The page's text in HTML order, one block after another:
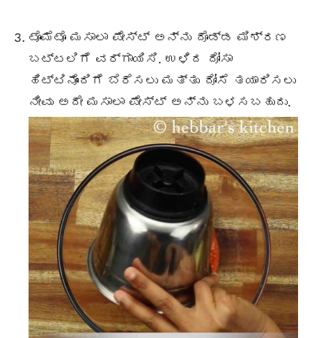
ಟೊಮೆಟೊ ಮಸಾಲಾ ಪೇಸ್ಟ್ ಅನ್ನು ದೊಡ್ಡ ಮಿಶ್ರಣ
ಬಟ್ಟಲಿಗೆ ವರ್ಗಾಯಿಸಿ. ಉಳಿದ ದೋಸಾ
ಹಿಟ್ಟಿನೊಂದಿಗೆ ಬೆರೆಸಲು ಮತ್ತು ದೋಸೆ ತಯಾರಿಸಲು
ನೀವು ಅದೇ ಮಸಾಲಾ ಪೇಸ್ಟ್ ಅನ್ನು ಬಳಸಬಹುದು.